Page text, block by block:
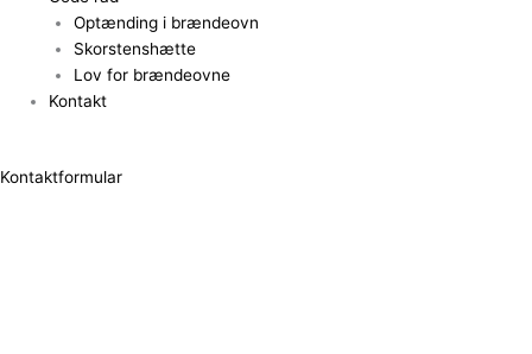
Optænding i brændeovn
Skorstenshætte
Lov for brændeovne
Kontakt
Kontaktformular